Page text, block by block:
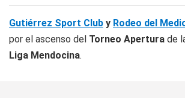
Gutiérrez Sport Club y Rodeo del
por el ascenso del Torneo Apertura de
Liga Mendocina.